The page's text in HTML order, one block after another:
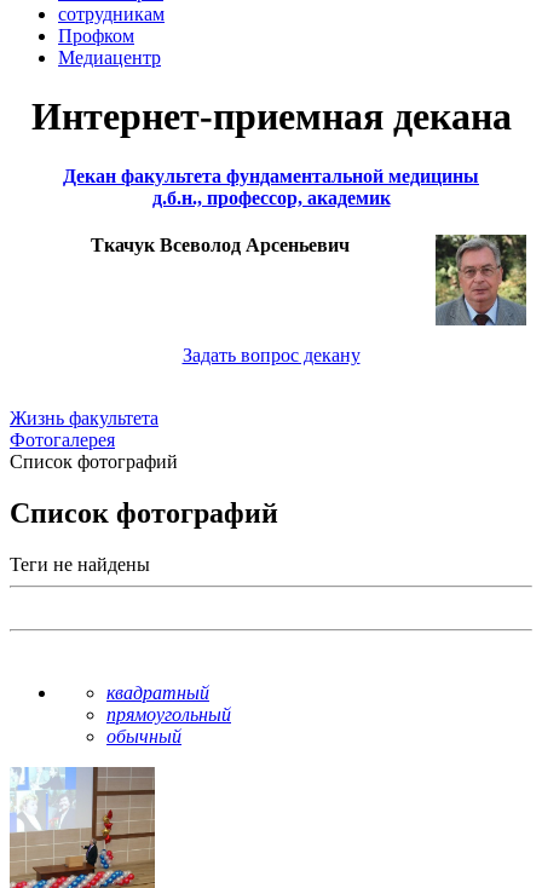
сотрудникам
Профком
Медиацентр
Интернет-приемная декана
Декан факультета фундаментальной медицины
д.б.н., профессор, академик
Ткачук Всеволод Арсеньевич
Задать вопрос декану
Жизнь факультета
Фотогалерея
Список фотографий
Список фотографий
Теги не найдены
квадратный
прямоугольный
обычный